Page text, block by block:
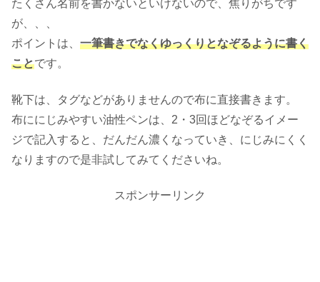
たくさん名前を書かないといけないので、焦りがちです
が、、、
ポイントは、 一筆書きでなくゆっくりとなぞるように書く
ことです。
靴下は、タグなどがありませんので布に直接書きます。
布ににじみやすい油性ペンは、2・3回ほどなぞるイメー
ジで記入すると、だんだん濃くなっていき、にじみにくく
なりますので是非試してみてくださいね。
スポンサーリンク